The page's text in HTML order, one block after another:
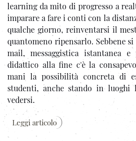
learning da mito di progresso a
imparare a fare i conti con la
qualche giorno, reinventarsi il
quantomeno ripensarlo. Sebbene
mail, messaggistica istantanea
didattico alla fine c'è la
mani la possibilità concreta di
studenti, anche stando in luoghi
vedersi.
Leggi articolo